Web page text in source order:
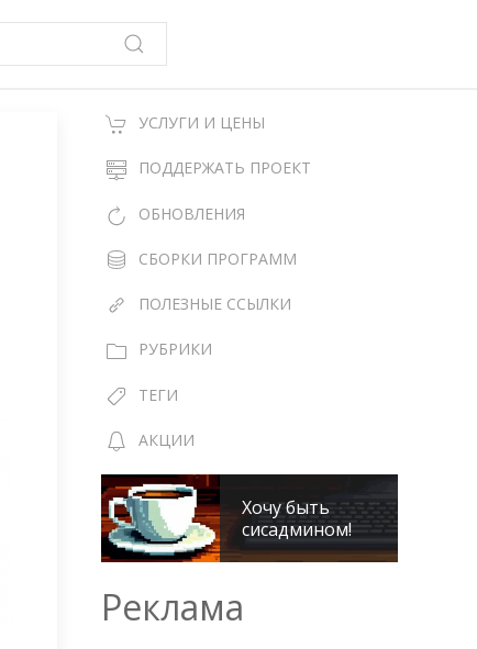
УСЛУГИ И ЦЕНЫ
ПОДДЕРЖАТЬ ПРОЕКТ
ОБНОВЛЕНИЯ
СБОРКИ ПРОГРАММ
ПОЛЕЗНЫЕ ССЫЛКИ
РУБРИКИ
ТЕГИ
АКЦИИ
Хочу быть
сисадмином!
Реклама